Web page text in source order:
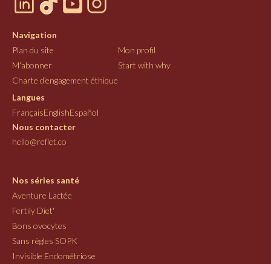
Navigation
Plan du site
Mon profil
M'abonner
Start with why
Charte d'engagement éthique
Langues
FrançaisEnglishEspañol
Nous contacter
hello@reflet.co
Nos séries santé
Aventure Lactée
Fertily Diet'
Bons ovocytes
Sans règles SOPK
Invisible Endométriose